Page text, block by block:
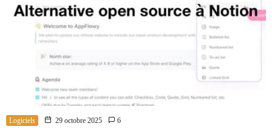
Logiciels 29 octobre 2025 6